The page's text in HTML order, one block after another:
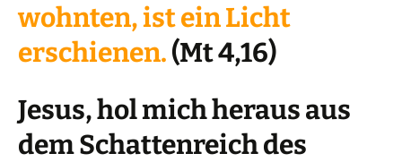
wohnten, ist ein Licht
erschienen.(Mt 4,16)
Jesus, hol mich heraus aus
dem Schattenreich des